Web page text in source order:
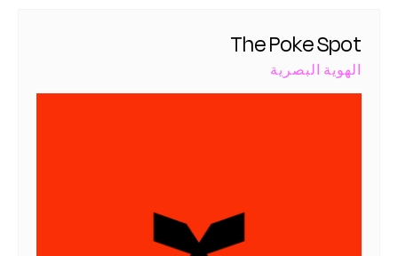
The Poke Spot
الهوية البصرية